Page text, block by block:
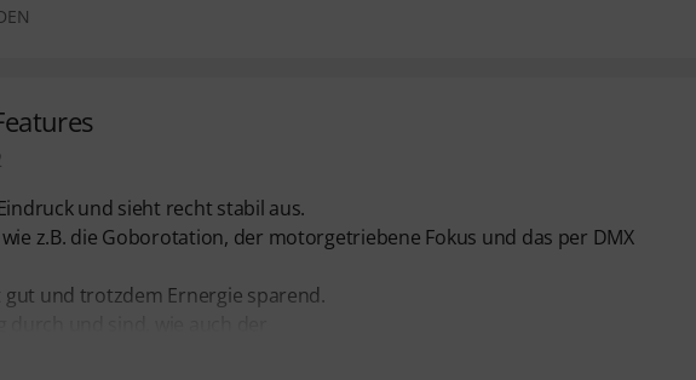
und sieht recht stabil aus.
z.B. die Goborotation, der motorgetriebene Fokus und das per DMX
und trotzdem Ernergie sparend.